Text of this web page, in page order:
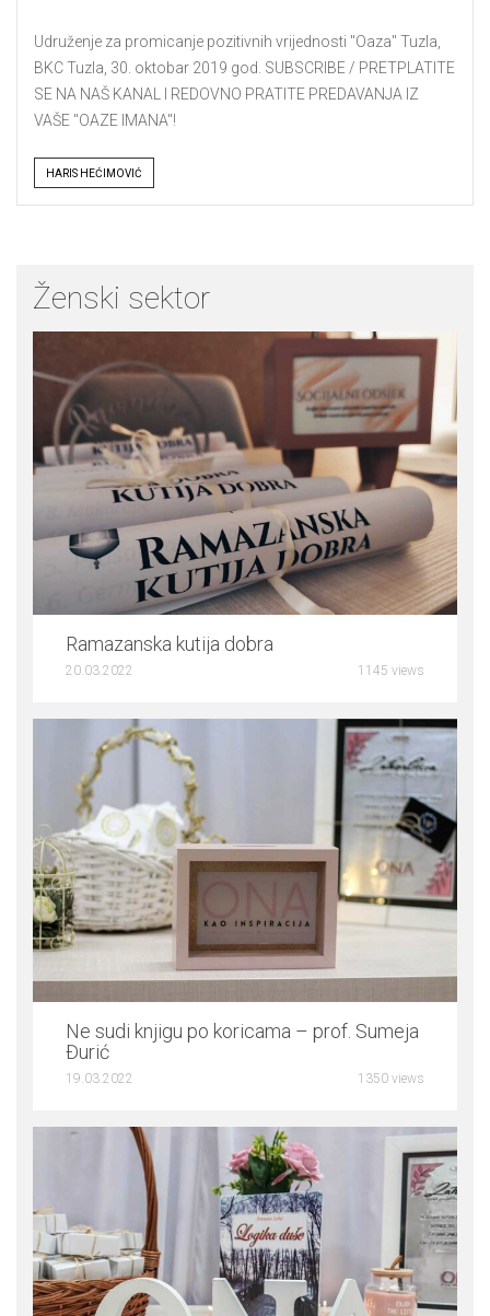
Udruženje za promicanje pozitivnih vrijednosti "Oaza" Tuzla,
BKC Tuzla, 30. oktobar 2019 god. SUBSCRIBE / PRETPLATITE
SE NA NAŠ KANAL I REDOVNO PRATITE PREDAVANJA IZ
VAŠE "OAZE IMANA"!
Tags
HARIS HEĆIMOVIĆ
Ženski sektor
Ramazanska kutija dobra
20.03.2022 1145 views
0
Ne sudi knjigu po koricama – prof. Sumeja
Đurić
19.03.2022 1350 views